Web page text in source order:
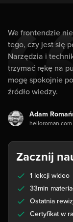
We frontendzie
tego, czy jest się
Narzędzia i
trzymać rękę na
mogę spokojnie
źródło wiedzy.
Adam
helloroman.com
Zacznij
1 lekcji wideo
33min
Ostatnia
Certyfikat w